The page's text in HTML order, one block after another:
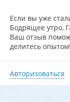
Если вы уже
Бодрящее утро,
Ваш отзыв
делитесь опытом!
Авторизоваться